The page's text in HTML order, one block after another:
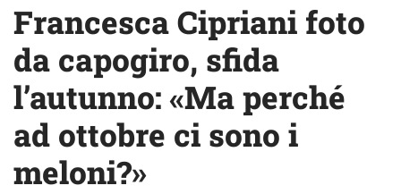
Francesca Cipriani foto
da capogiro, sfida
l’autunno: «Ma perché
ad ottobre ci sono i
meloni?»